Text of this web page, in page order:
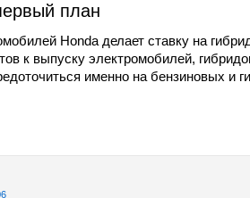
план
Honda делает ставку на
к выпуску электромобилей,
именно на бензиновых и